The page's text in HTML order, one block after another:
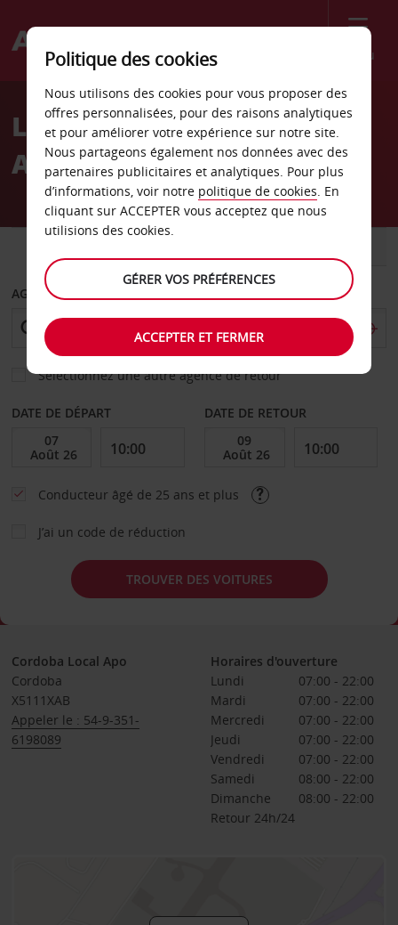
Menu
Welcome
AvisLocation de voiture
Aéroport local de Cordoue
AGENCE DE DÉPART
Sélectionnez une autre agence de retour
DATE DE DÉPART DATE DE RETOUR
Conducteur âgé de 25 ans et plus
J’ai un code de réduction
TROUVER DES VOITURES
Cordoba Local Apo
Cordoba
X5111XAB
Appeler le : 54-9-351-
6198089
Horaires d'ouverture
Lundi
07:00 - 22:00
Mardi
07:00 - 22:00
Mercredi
07:00 - 22:00
Jeudi
07:00 - 22:00
Vendredi
07:00 - 22:00
Samedi
08:00 - 22:00
Dimanche
08:00 - 22:00
Retour 24h/24
Politique des cookies
Nous utilisons des cookies pour vous proposer des
offres personnalisées, pour des raisons analytiques
et pour améliorer votre expérience sur notre site.
Nous partageons également nos données avec des
partenaires publicitaires et analytiques. Pour plus
d’informations, voir notre politique de cookies. En
cliquant sur ACCEPTER vous acceptez que nous
utilisions des cookies.
GÉRER VOS PRÉFÉRENCES
ACCEPTER ET FERMER